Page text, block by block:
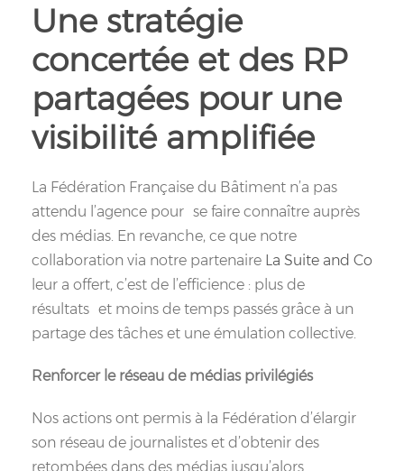
Une stratégie
concertée et des RP
partagées pour une
visibilité amplifiée
La Fédération Française du Bâtiment n’a pas
attendu l’agence pour se faire connaître auprès
des médias. En revanche, ce que notre
collaboration via notre partenaire La Suite and Co
leur a offert, c’est de l’efficience : plus de
résultats et moins de temps passés grâce à un
partage des tâches et une émulation collective.
Renforcer le réseau de médias privilégiés
Nos actions ont permis à la Fédération d’élargir
son réseau de journalistes et d’obtenir des
retombées dans des médias jusqu’alors